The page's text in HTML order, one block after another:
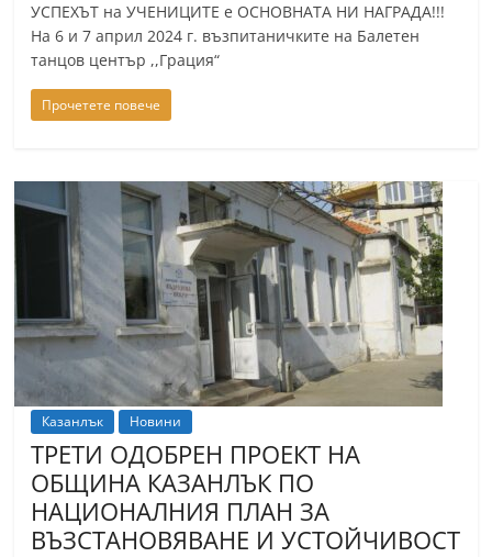
УСПЕХЪТ на УЧЕНИЦИТЕ е ОСНОВНАТА НИ НАГРАДА!!!
На 6 и 7 април 2024 г. възпитаничките на Балетен
танцов център ,,Грация“
Прочетете повече
Казанлък Новини
ТРЕТИ ОДОБРЕН ПРОЕКТ НА
ОБЩИНА КАЗАНЛЪК ПО
НАЦИОНАЛНИЯ ПЛАН ЗА
ВЪЗСТАНОВЯВАНЕ И УСТОЙЧИВОСТ